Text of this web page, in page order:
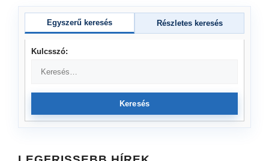
Egyszerű keresés Részletes keresés
Kulcsszó:
Keresés